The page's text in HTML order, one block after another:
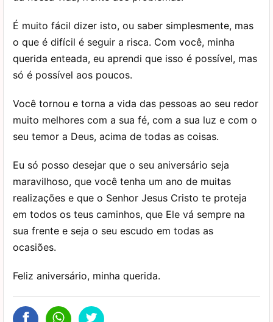
É muito fácil dizer isto, ou saber simplesmente, mas
o que é difícil é seguir a risca. Com você, minha
querida enteada, eu aprendi que isso é possível, mas
só é possível aos poucos.
Você tornou e torna a vida das pessoas ao seu redor
muito melhores com a sua fé, com a sua luz e com o
seu temor a Deus, acima de todas as coisas.
Eu só posso desejar que o seu aniversário seja
maravilhoso, que você tenha um ano de muitas
realizações e que o Senhor Jesus Cristo te proteja
em todos os teus caminhos, que Ele vá sempre na
sua frente e seja o seu escudo em todas as
ocasiões.
Feliz aniversário, minha querida.